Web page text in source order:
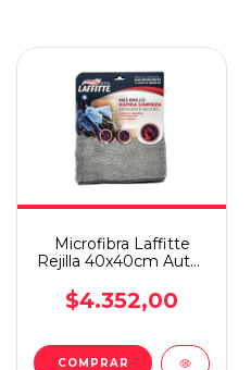
Microfibra Laffitte
Rejilla 40x40cm Autos
Rapido Absorcion
$4.352,00